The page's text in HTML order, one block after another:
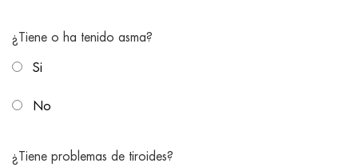
¿Tiene o ha tenido asma?
Si
No
¿Tiene problemas de tiroides?